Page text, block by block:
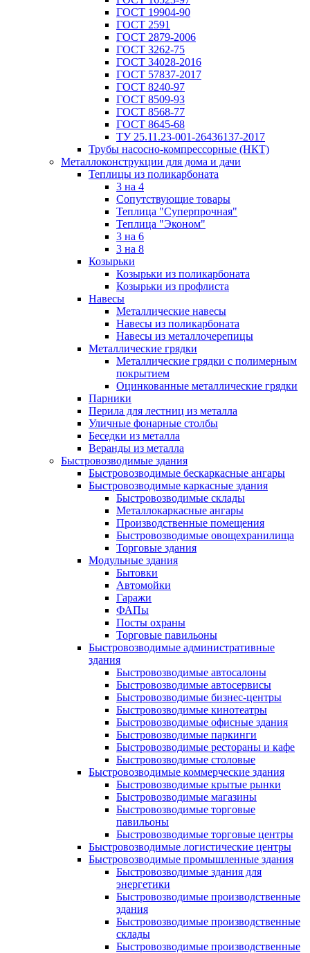
ГОСТ 19904-90
ГОСТ 2591
ГОСТ 2879-2006
ГОСТ 3262-75
ГОСТ 34028-2016
ГОСТ 57837-2017
ГОСТ 8240-97
ГОСТ 8509-93
ГОСТ 8568-77
ГОСТ 8645-68
ТУ 25.11.23-001-26436137-2017
Трубы насосно-компрессорные (НКТ)
Металлоконструкции для дома и дачи
Теплицы из поликарбоната
3 на 4
Сопутствующие товары
Теплица "Суперпрочная"
Теплица "Эконом"
3 на 6
3 на 8
Козырьки
Козырьки из поликарбоната
Козырьки из профлиста
Навесы
Металлические навесы
Навесы из поликарбоната
Навесы из металлочерепицы
Металлические грядки
Металлические грядки с полимерным
покрытием
Оцинкованные металлические грядки
Парники
Перила для лестниц из металла
Уличные фонарные столбы
Беседки из металла
Веранды из металла
Быстровозводимые здания
Быстровозводимые бескаркасные ангары
Быстровозводимые каркасные здания
Быстровозводимые склады
Металлокаркасные ангары
Производственные помещения
Быстровозводимые овощехранилища
Торговые здания
Модульные здания
Бытовки
Автомойки
Гаражи
ФАПы
Посты охраны
Торговые павильоны
Быстровозводимые административные
здания
Быстровозводимые автосалоны
Быстровозводимые автосервисы
Быстровозводимые бизнес-центры
Быстровозводимые кинотеатры
Быстровозводимые офисные здания
Быстровозводимые паркинги
Быстровозводимые рестораны и кафе
Быстровозводимые столовые
Быстровозводимые коммерческие здания
Быстровозводимые крытые рынки
Быстровозводимые магазины
Быстровозводимые торговые
павильоны
Быстровозводимые торговые центры
Быстровозводимые логистические центры
Быстровозводимые промышленные здания
Быстровозводимые здания для
энергетики
Быстровозводимые производственные
здания
Быстровозводимые производственные
склады
Быстровозводимые производственные